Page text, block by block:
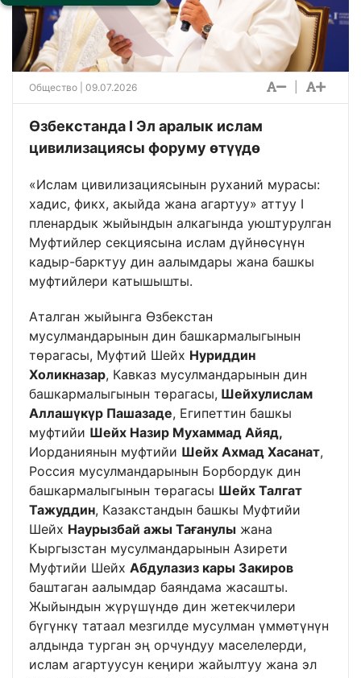
Общество | 09.07.2026
Өзбекстанда I Эл аралык ислам
цивилизациясы форуму өтүүдө
«Ислам цивилизациясынын руханий мурасы:
хадис, фикх, акыйда жана агартуу» аттуу I
пленардык жыйындын алкагында уюштурулган
Муфтийлер секциясына ислам дүйнөсүнүн
кадыр-барктуу дин аалымдары жана башкы
муфтийлери катышышты.
Аталган жыйынга Өзбекстан
мусулмандарынын дин башкармалыгынын
төрагасы, Муфтий Шейх Нуриддин
Холикназар, Кавказ мусулмандарынын дин
башкармалыгынын төрагасы, Шейхулислам
Аллашүкүр Пашазаде, Египеттин башкы
муфтийи Шейх Назир Мухаммад Айяд,
Иорданиянын муфтийи Шейх Ахмад Хасанат,
Россия мусулмандарынын Борбордук дин
башкармалыгынын төрагасы Шейх Талгат
Тажуддин, Казакстандын башкы Муфтийи
Шейх Наурызбай ажы Тағанулы жана
Кыргызстан мусулмандарынын Азирети
Муфтийи Шейх Абдулазиз кары Закиров
баштаган аалымдар баяндама жасашты.
Жыйындын жүрүшүндө дин жетекчилери
бүгүнкү татаал мезгилде мусулман үммөтүнүн
алдында турган эң орчундуу маселелерди,
ислам агартуусун кеңири жайылтуу жана эл